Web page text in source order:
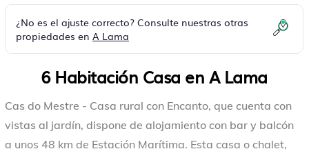
¿No es el ajuste correcto? Consulte nuestras otras
propiedades en A Lama
6 Habitación Casa en A Lama
Cas do Mestre - Casa rural con Encanto, que cuenta con
vistas al jardín, dispone de alojamiento con bar y balcón
a unos 48 km de Estación Marítima. Esta casa o chalet,